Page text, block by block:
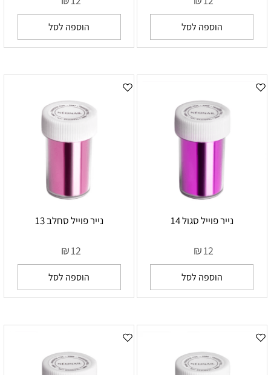
הוספה לסל הוספה לסל
נייר פוייל סגול 14
₪12
הוספה לסל
נייר פוייל סחלב 13
₪12
הוספה לסל